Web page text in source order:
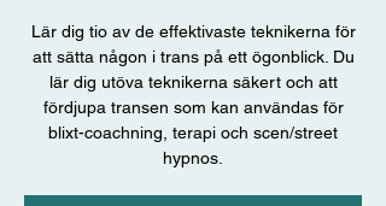
Lär dig tio av de effektivaste teknikerna för
att sätta någon i trans på ett ögonblick. Du
lär dig utöva teknikerna säkert och att
fördjupa transen som kan användas för
blixt-coachning, terapi och scen/street
hypnos.